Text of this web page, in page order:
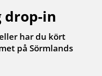
drop-in
har du kört
på Sörmlands